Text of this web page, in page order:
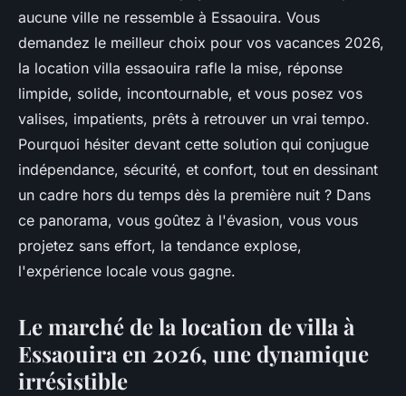
Inaya•24 février 2026•10 min de lecture
aucune ville ne ressemble à Essaouira. Vous
demandez le meilleur choix pour vos vacances 2026,
la location villa essaouira rafle la mise, réponse
limpide, solide, incontournable, et vous posez vos
valises, impatients, prêts à retrouver un vrai tempo.
Pourquoi hésiter devant cette solution qui conjugue
indépendance, sécurité, et confort, tout en dessinant
un cadre hors du temps dès la première nuit ? Dans
ce panorama, vous goûtez à l'évasion, vous vous
projetez sans effort, la tendance explose,
l'expérience locale vous gagne.
Le marché de la location de villa à
Essaouira en 2026, une dynamique
irrésistible